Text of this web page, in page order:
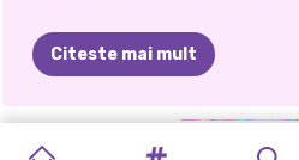
nostalgia, toate într-un pachet
💄 Creează-ți păpușa Bratz
încadrați de gene dramatice și
Citeste mai mult
GROOVY
MODA
SUPER AVATARUL